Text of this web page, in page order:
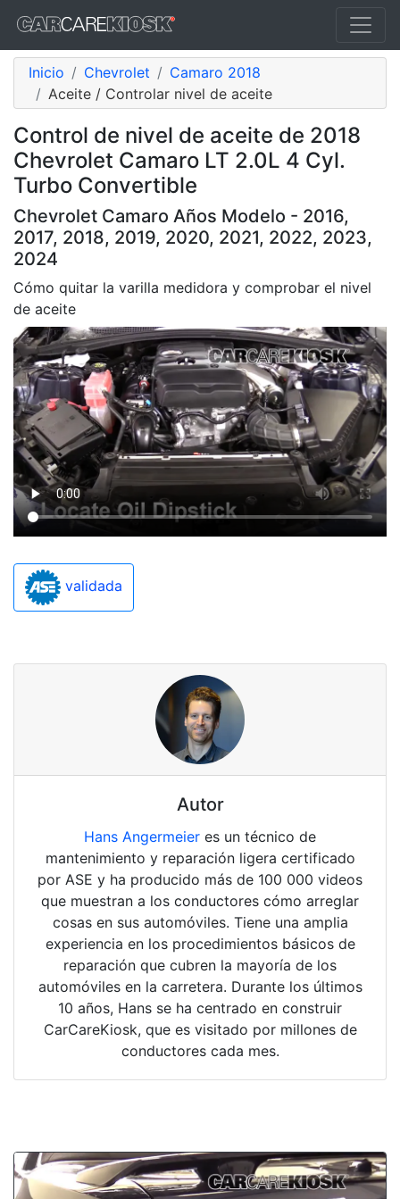
Inicio Chevrolet
Camaro 2018
Aceite / Controlar nivel de aceite
Control de nivel de aceite de 2018
Chevrolet Camaro LT 2.0L 4 Cyl.
Turbo Convertible
Chevrolet Camaro Años Modelo - 2016,
2017, 2018, 2019, 2020, 2021, 2022, 2023,
2024
Cómo quitar la varilla medidora y comprobar el nivel
de aceite
validada
Autor
Hans Angermeier es un técnico de
mantenimiento y reparación ligera certificado
por ASE y ha producido más de 100 000 videos
que muestran a los conductores cómo arreglar
cosas en sus automóviles. Tiene una amplia
experiencia en los procedimientos básicos de
reparación que cubren la mayoría de los
automóviles en la carretera. Durante los últimos
10 años, Hans se ha centrado en construir
CarCareKiosk, que es visitado por millones de
conductores cada mes.